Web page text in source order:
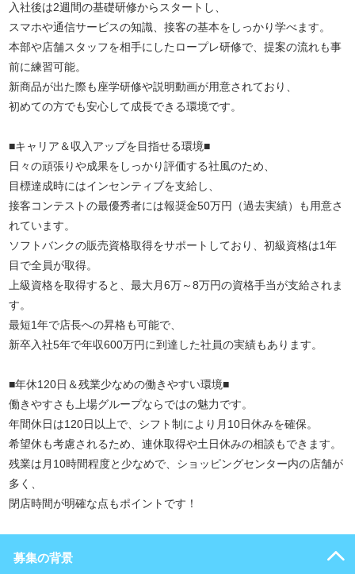
入社後は2週間の基礎研修からスタートし、
スマホや通信サービスの知識、接客の基本をしっかり学べます。
本部や店舗スタッフを相手にしたロープレ研修で、提案の流れも事
前に練習可能。
新商品が出た際も座学研修や説明動画が用意されており、
初めての方でも安心して成長できる環境です。
■キャリア＆収入アップを目指せる環境■
日々の頑張りや成果をしっかり評価する社風のため、
目標達成時にはインセンティブを支給し、
接客コンテストの最優秀者には報奨金50万円（過去実績）も用意さ
れています。
ソフトバンクの販売資格取得をサポートしており、初級資格は1年
目で全員が取得。
上級資格を取得すると、最大月6万～8万円の資格手当が支給されま
す。
最短1年で店長への昇格も可能で、
新卒入社5年で年収600万円に到達した社員の実績もあります。
■年休120日＆残業少なめの働きやすい環境■
働きやすさも上場グループならではの魅力です。
年間休日は120日以上で、シフト制により月10日休みを確保。
希望休も考慮されるため、連休取得や土日休みの相談もできます。
残業は月10時間程度と少なめで、ショッピングセンター内の店舗が
多く、
閉店時間が明確な点もポイントです！
募集の背景